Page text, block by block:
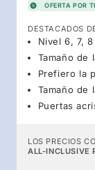
OFERTA POR
DESTACADOS
Nivel 6, 7,
Tamaño de
Prefiero la
Tamaño de
Puertas
LOS PRECIOS
ALL-INCLUSIVE